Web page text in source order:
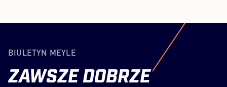
BIULETYN MEYLE
ZAWSZE DOBRZE